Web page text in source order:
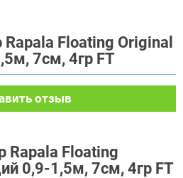
Floating Original
7см, 4гр FT
отзыв
Rapala Floating
0,9-1,5м, 7см, 4гр FT